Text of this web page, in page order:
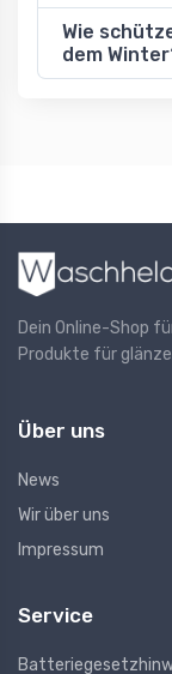
Wie
dem
Dein Online-Shop
Produkte für
Über uns
News
Wir über uns
Impressum
Service